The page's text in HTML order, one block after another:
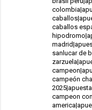
caballos
sanlucar de
campeón
campeon